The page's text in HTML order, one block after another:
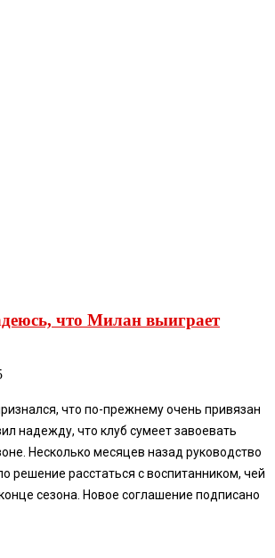
что Милан выиграет
что по-прежнему очень привязан
надежду, что клуб сумеет завоевать
Несколько месяцев назад руководство
решение расстаться с воспитанником, чей
сезона. Новое соглашение подписано